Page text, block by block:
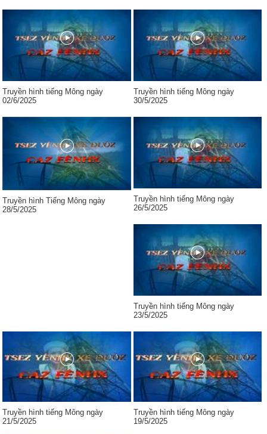
Truyền hình tiếng Mông ngày
02/6/2025
Truyền hình tiếng Mông ngày
30/5/2025
Truyền hình Tiếng Mông ngày
28/5/2025
Truyền hình tiếng Mông ngày
26/5/2025
Truyền hình tiếng Mông ngày
23/5/2025
Truyền hình tiếng Mông ngày
21/5/2025
Truyền hình tiếng Mông ngày
19/5/2025